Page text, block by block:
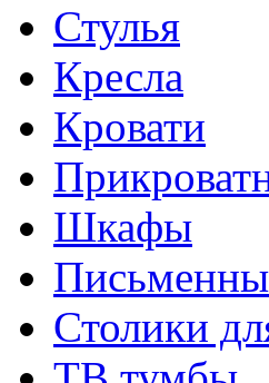
Стулья
Кресла
Кровати
Шкафы
Столики